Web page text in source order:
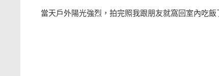
當天戶外陽光強烈，拍完照我跟朋友就窩回室內吃